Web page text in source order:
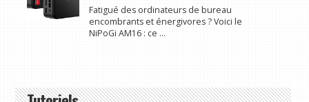
Fatigué des ordinateurs de bureau
encombrants et énergivores ? Voici le
NiPoGi AM16 : ce ...